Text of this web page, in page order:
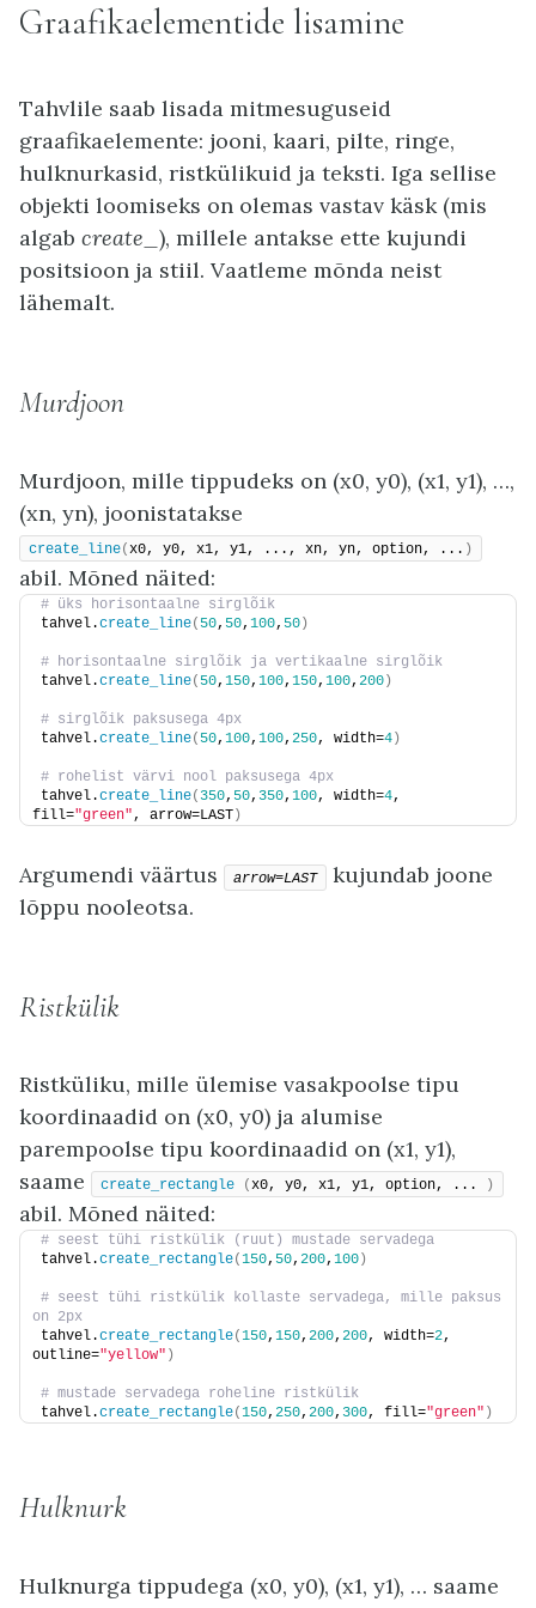
Graafikaelementide lisamine
Tahvlile saab lisada mitmesuguseid
graafikaelemente: jooni, kaari, pilte, ringe,
hulknurkasid, ristkülikuid ja teksti. Iga sellise
objekti loomiseks on olemas vastav käsk (mis
algab create_ ), millele antakse ette kujundi
positsioon ja stiil. Vaatleme mõnda neist
lähemalt.
Murdjoon
Murdjoon, mille tippudeks on (x0, y0), (x1, y1), …,
(xn, yn), joonistatakse
create_line(x0, y0, x1, y1, ..., xn, yn, option, ... )
abil. Mõned näited:
# üks horisontaalne sirglõik
tahvel.create_line( 50, 50, 100, 50)
# horisontaalne sirglõik ja vertikaalne sirglõik
tahvel.create_line( 50, 150, 100, 150, 100, 200)
# sirglõik paksusega 4px
tahvel.create_line( 50, 100, 100, 250, width=4)
# rohelist värvi nool paksusega 4px
tahvel.create_line( 350, 50, 350, 100, width=4,
fill="green" , arrow=LAST)
Argumendi väärtus arrow=LAST
kujundab joone
lõppu nooleotsa.
Ristkülik
Ristküliku, mille ülemise vasakpoolse tipu
koordinaadid on (x0, y0) ja alumise
parempoolse tipu koordinaadid on (x1, y1),
saame
create_rectangle (x0, y0, x1, y1, option, ... )
abil. Mõned näited:
# seest tühi ristkülik (ruut) mustade servadega
tahvel.create_rectangle(150, 50, 200, 100 )
# seest tühi ristkülik kollaste servadega, mille paksus
on 2px
tahvel.create_rectangle(150, 150, 200, 200, width=2,
outline="yellow" )
# mustade servadega roheline ristkülik
tahvel.create_rectangle(150, 250, 200, 300, fill="green" )
Hulknurk
Hulknurga tippudega (x0, y0), (x1, y1), … saame